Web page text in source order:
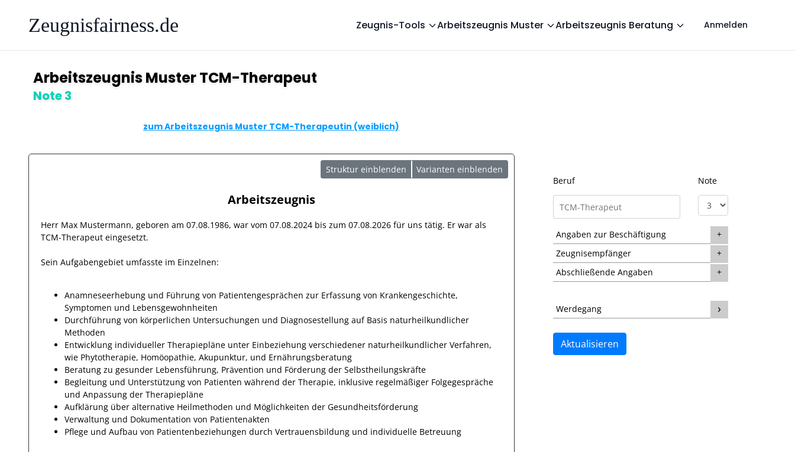
Zeugnisfairness.de Zeugnis-Tools Arbeitszeugnis Muster Arbeitszeugnis Beratung Anmelden
Arbeitszeugnis Muster TCM-Therapeut
Note 3
zum Arbeitszeugnis Muster TCM-Therapeutin (weiblich)
Struktur einblenden Varianten einblenden
Arbeitszeugnis
Herr Max Mustermann, geboren am 07.08.1986, war vom 07.08.2024 bis zum 07.08.2026 für uns tätig. Er war als
TCM-Therapeut eingesetzt.
Sein Aufgabengebiet umfasste im Einzelnen:
Anamneseerhebung und Führung von Patientengesprächen zur Erfassung von Krankengeschichte,
Symptomen und Lebensgewohnheiten
Durchführung von körperlichen Untersuchungen und Diagnosestellung auf Basis naturheilkundlicher
Methoden
Entwicklung individueller Therapiepläne unter Einbeziehung verschiedener naturheilkundlicher Verfahren,
wie Phytotherapie, Homöopathie, Akupunktur, und Ernährungsberatung
Beratung zu gesunder Lebensführung, Prävention und Förderung der Selbstheilungskräfte
Begleitung und Unterstützung von Patienten während der Therapie, inklusive regelmäßiger Folgegespräche
und Anpassung der Therapiepläne
Aufklärung über alternative Heilmethoden und Möglichkeiten der Gesundheitsförderung
Verwaltung und Dokumentation von Patientenakten
Pflege und Aufbau von Patientenbeziehungen durch Vertrauensbildung und individuelle Betreuung
Beruf Note
Angaben zur Beschäftigung
Zeugnisempfänger
Abschließende Angaben
Werdegang
Aktualisieren